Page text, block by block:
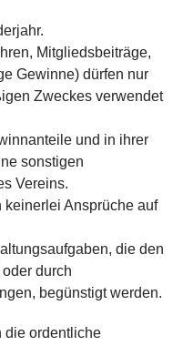
Mitgliedsbeiträge,
Gewinne) dürfen nur
Zweckes verwendet
und in ihrer
sonstigen
Vereins.
Ansprüche auf
die den
durch
begünstigt werden.
die ordentliche